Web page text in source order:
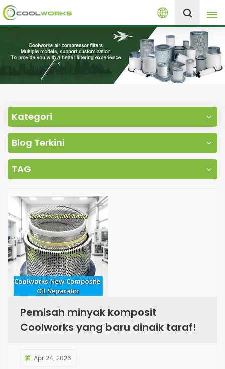
Melayu
English
español
العربية
русский
Melayu
+8613525046291
Kategori
Blog Terkini
TAG
Pemisah minyak komposit
Coolworks yang baru dinaik taraf!
Apr 24, 2026